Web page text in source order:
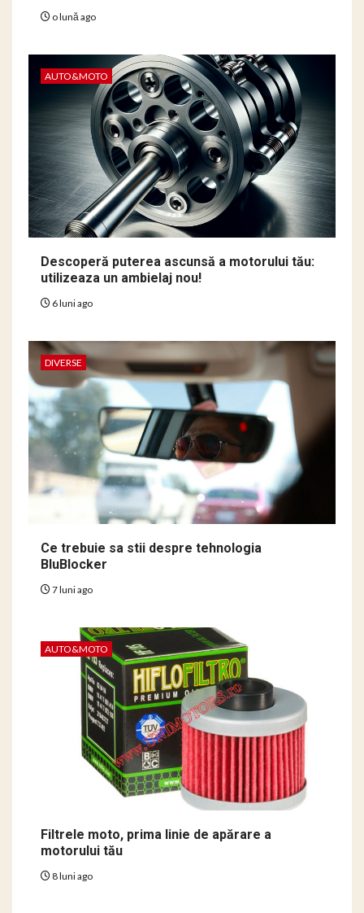
o lună ago
AUTO&MOTO
Descoperă puterea ascunsă a motorului tău:
utilizeaza un ambielaj nou!
6 luni ago
DIVERSE
Ce trebuie sa stii despre tehnologia
BluBlocker
7 luni ago
AUTO&MOTO
Filtrele moto, prima linie de apărare a
motorului tău
8 luni ago